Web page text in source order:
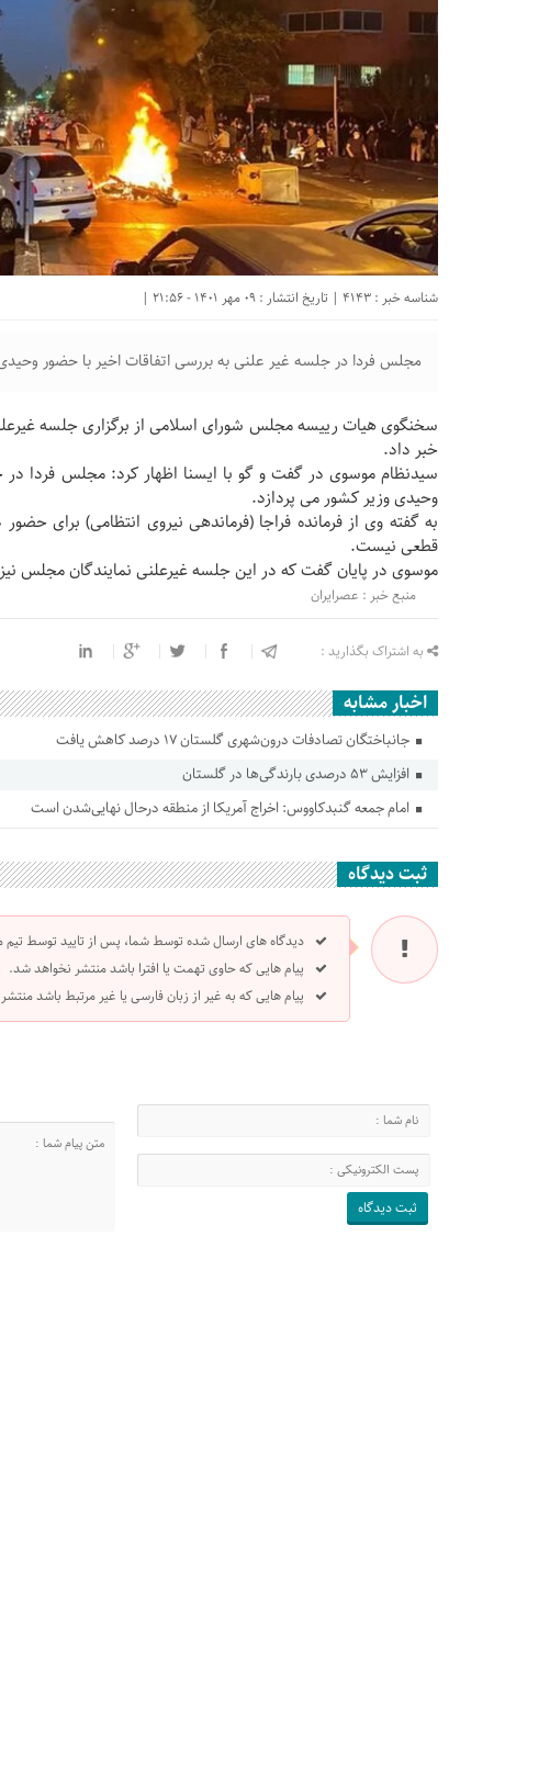
شناسه خبر : 4143 | تاریخ انتشار : 09 مهر 1401 - 21:56 |
مجلس فردا در جلسه غیر علنی به بررسی اتفاقات اخیر با حضور
سخنگوی هیات رییسه مجلس شورای اسلامی از برگزاری جلسه
خبر داد.
سیدنظام موسوی در گفت و گو با ایسنا اظهار کرد: مجلس فردا در
وحیدی وزیر کشور می پردازد.
به گفته وی از فرمانده فراجا (فرماندهی نیروی انتظامی) برای
قطعی نیست.
موسوی در پایان گفت که در این جلسه غیرعلنی نمایندگان مجلس
منبع خبر : عصرایران
به اشتراک بگذارید :
اخبار مشابه
جانباختگان تصادفات درون‌شهری گلستان ۱۷ درصد کاهش یافت
افزایش ۵۳ درصدی بارندگی‌ها در گلستان
امام جمعه گنبدکاووس: اخراج آمریکا از منطقه درحال نهایی‌شدن است
ثبت دیدگاه
دیدگاه های ارسال شده توسط شما، پس از تایید توسط
پیام هایی که حاوی تهمت یا افترا باشد منتشر نخواهد شد.
پیام هایی که به غیر از زبان فارسی یا غیر مرتبط باشد